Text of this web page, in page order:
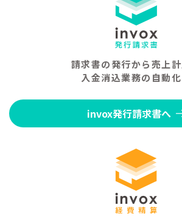
請求書の発行から売上計
入金消込業務の自動化
invox発行請求書へ